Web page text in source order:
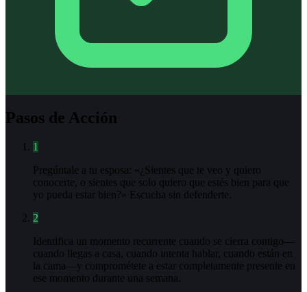
Pasos de Acción
1
Pregúntale a tu esposa: «¿Sientes que te veo y quiero
conocerte, o sientes que solo quiero que estés bien para que
yo pueda estar bien?» Escucha sin defenderte.
2
Identifica un momento recurrente cuando se cierra contigo—
cuando llegas a casa, cuando intenta hablar, cuando están en
la cama—y comprométete a estar completamente presente en
ese momento durante una semana.